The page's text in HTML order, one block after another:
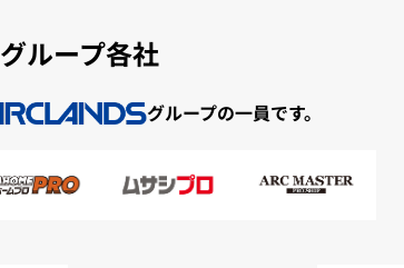
グループ各社
グループの一員です。